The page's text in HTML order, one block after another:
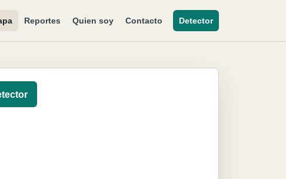
Reportes Quien soy Contacto Detector